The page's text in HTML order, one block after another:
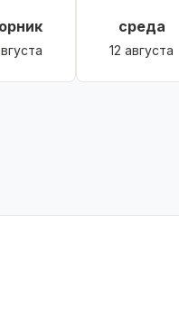
среда
12 августа